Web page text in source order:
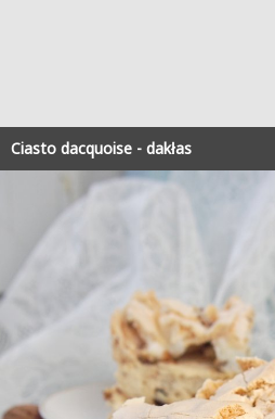
Ciasto dacquoise - dakłas